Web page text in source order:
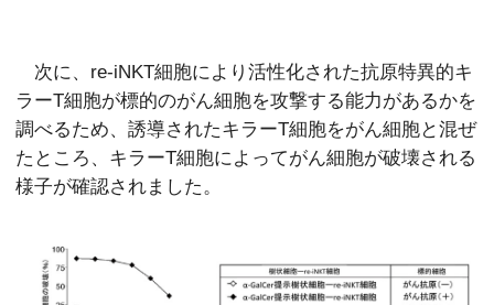
次に、re-iNKT細胞により活性化された抗原特異的キ
ラーT細胞が標的のがん細胞を攻撃する能力があるかを
調べるため、誘導されたキラーT細胞をがん細胞と混ぜ
たところ、キラーT細胞によってがん細胞が破壊される
様子が確認されました。